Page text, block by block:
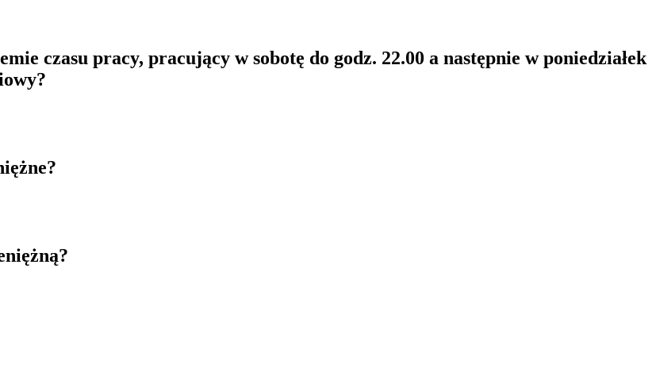
czasu pracy, pracujący w sobotę do godz. 22.00 a następnie w poniedziałek